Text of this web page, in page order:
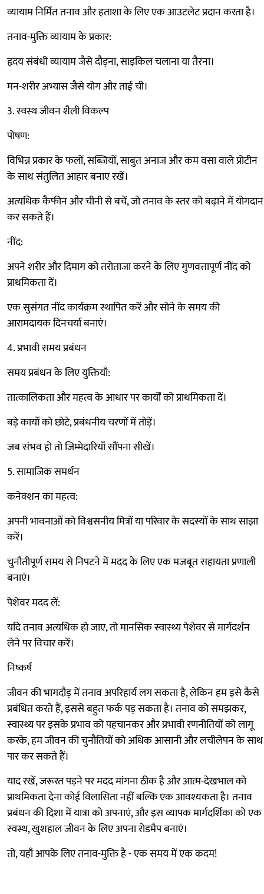
व्यायाम निर्मित तनाव और हताशा के लिए एक आउटलेट प्रदान करता है।
तनाव-मुक्ति व्यायाम के प्रकार:
हृदय संबंधी व्यायाम जैसे दौड़ना, साइकिल चलाना या तैरना।
मन-शरीर अभ्यास जैसे योग और ताई ची।
3. स्वस्थ जीवन शैली विकल्प
पोषण:
विभिन्न प्रकार के फलों, सब्जियों, साबुत अनाज और कम वसा वाले प्रोटीन
के साथ संतुलित आहार बनाए रखें।
अत्यधिक कैफीन और चीनी से बचें, जो तनाव के स्तर को बढ़ाने में योगदान
कर सकते हैं।
नींद:
अपने शरीर और दिमाग को तरोताजा करने के लिए गुणवत्तापूर्ण नींद को
प्राथमिकता दें।
एक सुसंगत नींद कार्यक्रम स्थापित करें और सोने के समय की
आरामदायक दिनचर्या बनाएं।
4. प्रभावी समय प्रबंधन
समय प्रबंधन के लिए युक्तियाँ:
तात्कालिकता और महत्व के आधार पर कार्यों को प्राथमिकता दें।
बड़े कार्यों को छोटे, प्रबंधनीय चरणों में तोड़ें।
जब संभव हो तो जिम्मेदारियाँ सौंपना सीखें।
5. सामाजिक समर्थन
कनेक्शन का महत्व:
अपनी भावनाओं को विश्वसनीय मित्रों या परिवार के सदस्यों के साथ साझा
करें।
चुनौतीपूर्ण समय से निपटने में मदद के लिए एक मजबूत सहायता प्रणाली
बनाएं।
पेशेवर मदद लें:
यदि तनाव अत्यधिक हो जाए, तो मानसिक स्वास्थ्य पेशेवर से मार्गदर्शन
लेने पर विचार करें।
निष्कर्ष
जीवन की भागदौड़ में तनाव अपरिहार्य लग सकता है, लेकिन हम इसे कैसे
प्रबंधित करते हैं, इससे बहुत फर्क पड़ सकता है। तनाव को समझकर,
स्वास्थ्य पर इसके प्रभाव को पहचानकर और प्रभावी रणनीतियों को लागू
करके, हम जीवन की चुनौतियों को अधिक आसानी और लचीलेपन के साथ
पार कर सकते हैं।
याद रखें, जरूरत पड़ने पर मदद मांगना ठीक है और आत्म-देखभाल को
प्राथमिकता देना कोई विलासिता नहीं बल्कि एक आवश्यकता है। तनाव
प्रबंधन की दिशा में यात्रा को अपनाएं, और इस व्यापक मार्गदर्शिका को एक
स्वस्थ, खुशहाल जीवन के लिए अपना रोडमैप बनाएं।
तो, यहाँ आपके लिए तनाव-मुक्ति है - एक समय में एक कदम!